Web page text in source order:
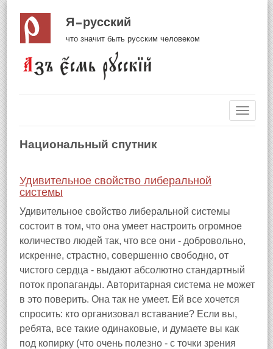
Я русский
что значит быть русским человеком
Национальный спутник
Удивительное свойство либеральной
системы
Удивительное свойство либеральной системы
состоит в том, что она умеет настроить огромное
количество людей так, что все они - добровольно,
искренне, страстно, совершенно свободно, от
чистого сердца - выдают абсолютно стандартный
поток пропаганды. Авторитарная система не может
в это поверить. Она так не умеет. Ей все хочется
спросить: кто организовал вставание? Если вы,
ребята, все такие одинаковые, и думаете вы как
под копирку (что очень полезно - с точки зрения